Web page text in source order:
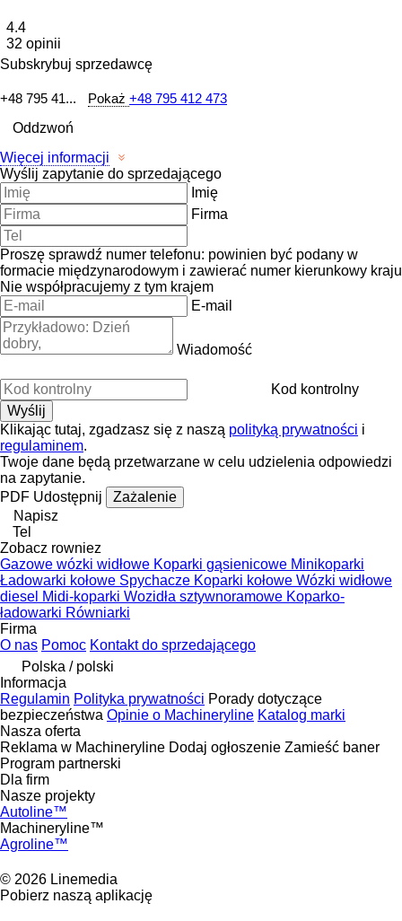
4.4
32 opinii
Subskrybuj sprzedawcę
+48 795 41... Pokaż +48 795 412 473
Oddzwoń
Więcej informacji
Wyślij zapytanie do sprzedającego
Imię
Firma
Proszę sprawdź numer telefonu: powinien być podany w
formacie międzynarodowym i zawierać numer kierunkowy kraju
Nie współpracujemy z tym krajem
E-mail
Wiadomość
Kod kontrolny
Klikając tutaj, zgadzasz się z naszą polityką prywatności i
regulaminem.
Twoje dane będą przetwarzane w celu udzielenia odpowiedzi
na zapytanie.
PDF Udostępnij
Zażalenie
Napisz
Tel
Zobacz rowniez
Gazowe wózki widłowe Koparki gąsienicowe Minikoparki
Ładowarki kołowe Spychacze Koparki kołowe Wózki widłowe
diesel Midi-koparki Wozidła sztywnoramowe Koparko-
ładowarki Równiarki
Firma
O nas Pomoc Kontakt do sprzedającego
Polska / polski
Informacja
Regulamin Polityka prywatności Porady dotyczące
bezpieczeństwa Opinie o Machineryline Katalog marki
Nasza oferta
Reklama w Machineryline Dodaj ogłoszenie Zamieść baner
Program partnerski
Dla firm
Nasze projekty
Autoline™
Machineryline™
Agroline™
© 2026 Linemedia
Pobierz naszą aplikację